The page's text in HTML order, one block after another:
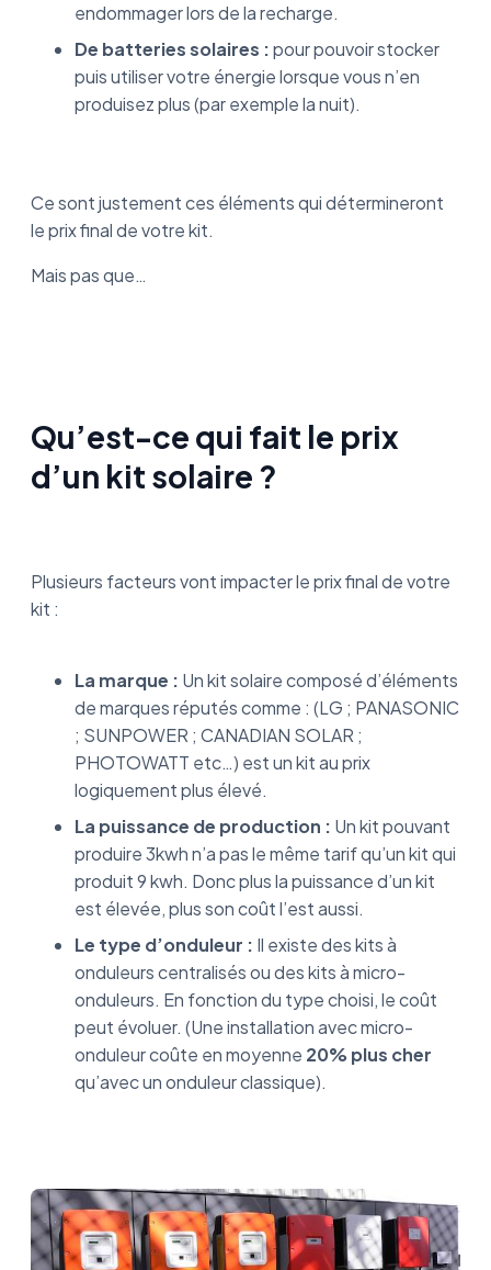
endommager lors de la recharge.
De batteries solaires :pour pouvoir stocker
puis utiliser votre énergie lorsque vous n’en
produisez plus (par exemple la nuit).
Ce sont justement ces éléments qui détermineront
le prix final de votre kit.
Mais pas que…
Qu’est-ce qui fait le prix
d’un kit solaire ?
Plusieurs facteurs vont impacter le prix final de votre
kit :
La marque : Un kit solaire composé d’éléments
de marques réputés comme : (LG ; PANASONIC
; SUNPOWER ; CANADIAN SOLAR ;
PHOTOWATT etc…) est un kit au prix
logiquement plus élevé.
La puissance de production : Un kit pouvant
produire 3kwh n’a pas le même tarif qu’un kit qui
produit 9 kwh. Donc plus la puissance d’un kit
est élevée, plus son coût l’est aussi.
Le type d’onduleur : Il existe des kits à
onduleurs centralisés ou des kits à micro-
onduleurs. En fonction du type choisi, le coût
peut évoluer. (Une installation avec micro-
onduleur coûte en moyenne 20% plus cher
qu’avec un onduleur classique).